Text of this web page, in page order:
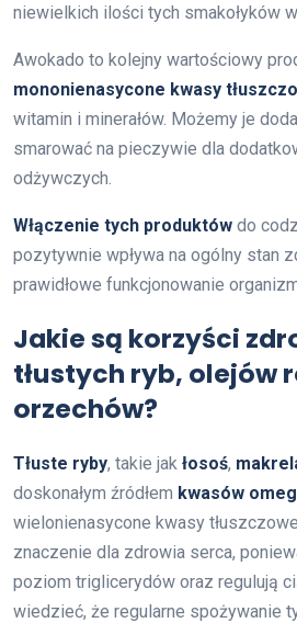
niewielkich ilości tych smakołyków
Awokado to kolejny wartościowy
mononienasycone kwasy
witamin i minerałów. Możemy je
smarować na pieczywie dla
odżywczych.
Włączenie tych produktów do
pozytywnie wpływa na ogólny stan
prawidłowe funkcjonowanie
Jakie są korzyści
tłustych ryb, olejów
orzechów?
Tłuste ryby, takie jak łosoś,
doskonałym źródłem kwasów
wielonienasycone kwasy
znaczenie dla zdrowia serca,
poziom triglicerydów oraz regulują
wiedzieć, że regularne spożywanie